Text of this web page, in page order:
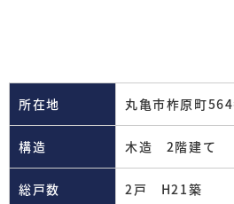
所在地 丸亀市柞原町
構造 木造 2階建て
総戸数 2戸 H21築